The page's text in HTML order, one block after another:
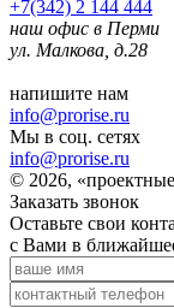
+7(342) 2 144 444
наш офис в Перми
ул. Малкова, д.28
напишите нам
info@prorise.ru
Мы в соц. сетях
info@prorise.ru
© 2026,
Заказать звонок
Оставьте свои
с Вами в